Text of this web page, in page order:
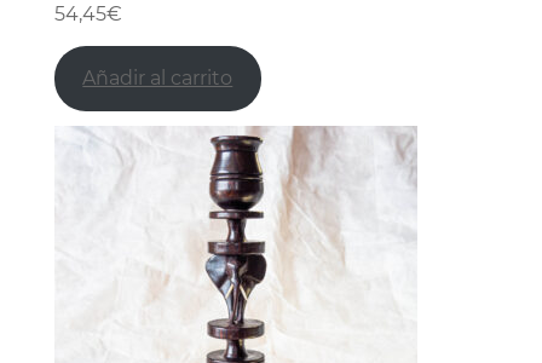
54,45€
Añadir al carrito